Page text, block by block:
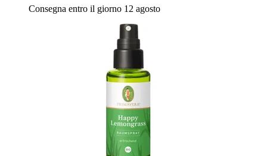
Consegna entro il giorno 12 agosto